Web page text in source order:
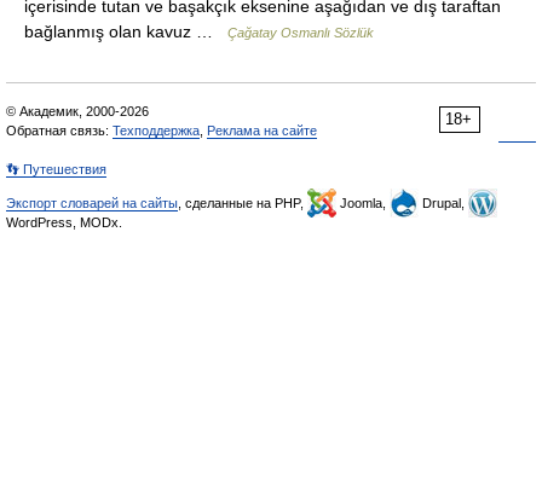
içerisinde tutan ve başakçık eksenine aşağıdan ve dış taraftan
bağlanmış olan kavuz …
Çağatay Osmanlı Sözlük
18+
© Академик, 2000-2026
Обратная связь: Техподдержка Реклама на сайте
👣 Путешествия
Экспорт словарей на сайты , сделанные на PHP, Joomla,
Drupal,
WordPress, MODx.